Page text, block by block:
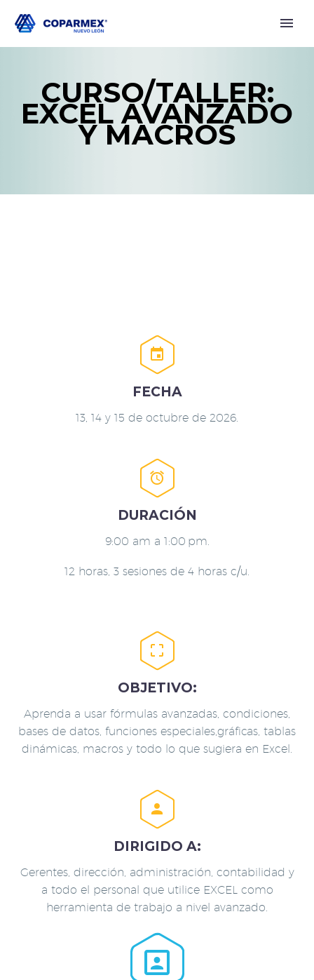
CURSO/TALLER:
EXCEL AVANZADO
Y MACROS


FECHA
13, 14 y 15 de octubre de 2026.


DURACIÓN
9:00 am a 1:00 pm.
12 horas, 3 sesiones de 4 horas c/u.


OBJETIVO:
Aprenda a usar fórmulas avanzadas, condiciones,
bases de datos, funciones especiales,gráficas, tablas
dinámicas, macros y todo lo que sugiera en Excel.


DIRIGIDO A:
Gerentes, dirección, administración, contabilidad y
a todo el personal que utilice EXCEL como
herramienta de trabajo a nivel avanzado.

